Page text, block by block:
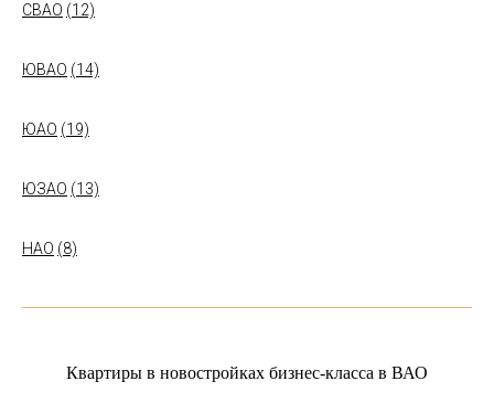
СВАО (12)
ЮВАО (14)
ЮАО (19)
ЮЗАО (13)
НАО (8)
Квартиры в новостройках бизнес-класса в ВАО